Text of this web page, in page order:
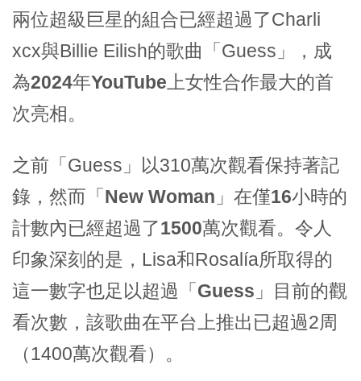
兩位超級巨星的組合已經超過了Charli
xcx與Billie Eilish的歌曲「Guess」，成
為2024年YouTube上女性合作最大的首
次亮相。
之前「Guess」以310萬次觀看保持著記
錄，然而 「New Woman」 在僅16小時的
計數內已經超過了1500萬次觀看。令人
印象深刻的是，Lisa和Rosalía所取得的
這一數字也足以超過「Guess」目前的觀
看次數 ，該歌曲在平台上推出已超過2周
（1400萬次觀看）。